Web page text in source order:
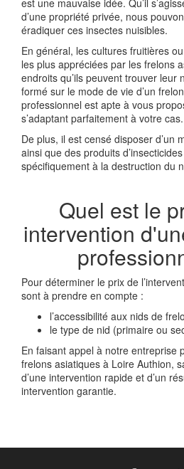
est une mauvaise idée. Qu’il
d’une propriété privée, nous
éradiquer ces insectes nuisibles.
En général, les cultures fruitières
les plus appréciées par les frelons
endroits qu’ils peuvent trouver leur
formé sur le mode de vie d’un
professionnel est apte à vous
s’adaptant parfaitement à votre cas.
De plus, il est censé disposer d’un
ainsi que des produits
spécifiquement à la destruction du
Quel est le
intervention
Pour déterminer le prix de
sont à prendre en compte :
l’accessibilité aux nids de
le type de nid (primaire ou
En faisant appel à notre entreprise
frelons asiatiques à Loire Authion,
d’une intervention rapide et d’un
intervention garantie.